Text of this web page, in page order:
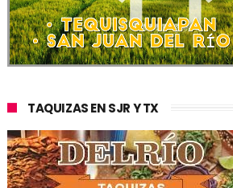
TAQUIZAS EN SJR Y TX